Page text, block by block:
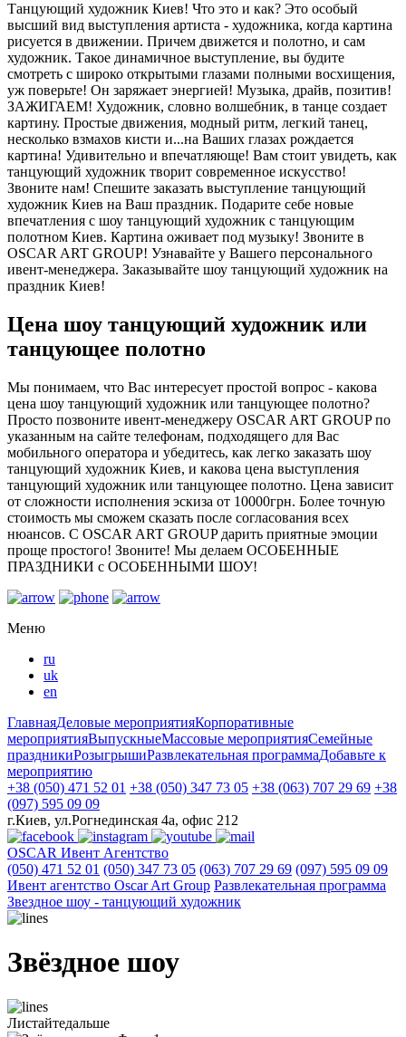
Танцующий художник Киев! Что это и как? Это особый
высший вид выступления артиста - художника, когда картина
рисуется в движении. Причем движется и полотно, и сам
художник. Такое динамичное выступление, вы будите
смотреть с широко открытыми глазами полными восхищения,
уж поверьте! Он заряжает энергией! Музыка, драйв, позитив!
ЗАЖИГАЕМ! Художник, словно волшебник, в танце создает
картину. Простые движения, модный ритм, легкий танец,
несколько взмахов кисти и...на Ваших глазах рождается
картина! Удивительно и впечатляюще! Вам стоит увидеть, как
танцующий художник творит современное искусство!
Звоните нам! Спешите заказать выступление танцующий
художник Киев на Ваш праздник. Подарите себе новые
впечатления с шоу танцующий художник с танцующим
полотном Киев. Картина оживает под музыку! Звоните в
OSCAR ART GROUP! Узнавайте у Вашего персонального
ивент-менеджера. Заказывайте шоу танцующий художник на
праздник Киев!
Цена шоу танцующий художник или
танцующее полотно
Мы понимаем, что Вас интересует простой вопрос - какова
цена шоу танцующий художник или танцующее полотно?
Просто позвоните ивент-менеджеру OSCAR ART GROUP по
указанным на сайте телефонам, подходящего для Вас
мобильного оператора и убедитесь, как легко заказать шоу
танцующий художник Киев, и какова цена выступления
танцующий художник или танцующее полотно. Цена зависит
от сложности исполнения эскиза от 10000грн. Более точную
стоимость мы сможем сказать после согласования всех
нюансов. С OSCAR ART GROUP дарить приятные эмоции
проще простого! Звоните! Мы делаем ОСОБЕННЫЕ
ПРАЗДНИКИ с ОСОБЕННЫМИ ШОУ!
Меню
ru
uk
en
ГлавнаяДеловые мероприятияКорпоративные
мероприятияВыпускныеМассовые мероприятияСемейные
праздникиРозыгрышиРазвлекательная программаДобавьте к
мероприятию
+38 (050) 471 52 01 +38 (050) 347 73 05 +38 (063) 707 29 69 +38
(097) 595 09 09
г.Киев, ул.Рогнединская 4а, офис 212
OSCAR Ивент Агентство
(050) 471 52 01 (050) 347 73 05 (063) 707 29 69 (097) 595 09 09
Ивент агентство Оscar Art Group Развлекательная программа
Звездное шоу - танцующий художник
Звёздное шоу
Листайтедальше